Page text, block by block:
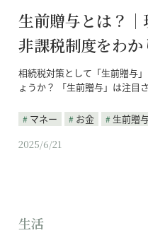
生前贈与とは？
非課税制度をわ
相続税対策として「生前贈与
ょうか？ 「生前贈与」は注目
マネー お金 生前贈
2025/6/21
生活